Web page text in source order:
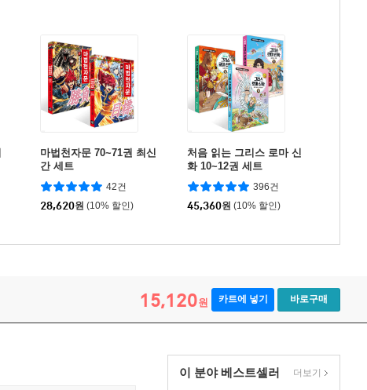
마법천자문 70~71권 최신
간 세트
42건
28,620원 (10% 할인)
처음 읽는 그리스 로마 신
화 10~12권 세트
396건
45,360원 (10% 할인)
15,120원 카트에 넣기 바로구매
이 분야 베스트셀러 더보기